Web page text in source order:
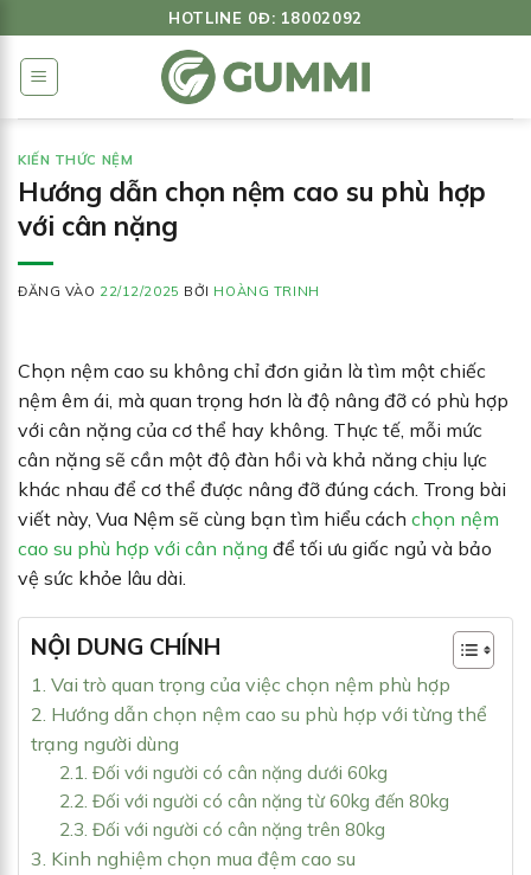
qua
dung
HOTLINE 0Đ: 18002092
KIẾN THỨC NỆM
Hướng dẫn chọn nệm cao su phù hợp
với cân nặng
ĐĂNG VÀO 22/12/2025 BỞI HOÀNG TRINH
Chọn nệm cao su không chỉ đơn giản là tìm một chiếc
nệm êm ái, mà quan trọng hơn là độ nâng đỡ có phù hợp
với cân nặng của cơ thể hay không. Thực tế, mỗi mức
cân nặng sẽ cần một độ đàn hồi và khả năng chịu lực
khác nhau để cơ thể được nâng đỡ đúng cách. Trong bài
viết này, Vua Nệm sẽ cùng bạn tìm hiểu cách chọn nệm
cao su phù hợp với cân nặng để tối ưu giấc ngủ và bảo
vệ sức khỏe lâu dài.
NỘI DUNG CHÍNH
1. Vai trò quan trọng của việc chọn nệm phù hợp
2. Hướng dẫn chọn nệm cao su phù hợp với từng thể
trạng người dùng
2.1. Đối với người có cân nặng dưới 60kg
2.2. Đối với người có cân nặng từ 60kg đến 80kg
2.3. Đối với người có cân nặng trên 80kg
3. Kinh nghiệm chọn mua đệm cao su